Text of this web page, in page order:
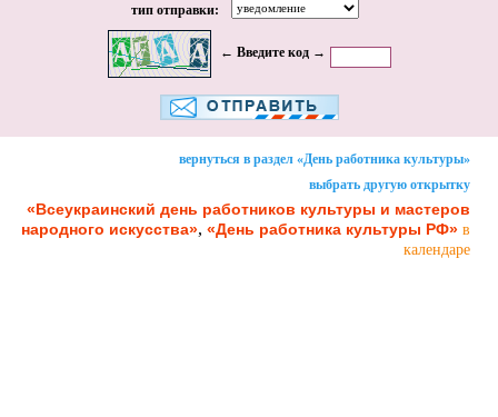
тип отправки:
← Введите код →
вернуться в раздел «День работника культуры»
выбрать другую открытку
«Всеукраинский день работников культуры и мастеров
народного искусства», «День работника культуры РФ» в
календаре